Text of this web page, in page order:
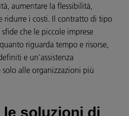
aumentare la flessibilità,
ridurre i costi. Il contratto di tipo
che le piccole imprese
riguarda tempo e risorse,
e un'assistenza
solo alle organizzazioni più
le soluzioni di